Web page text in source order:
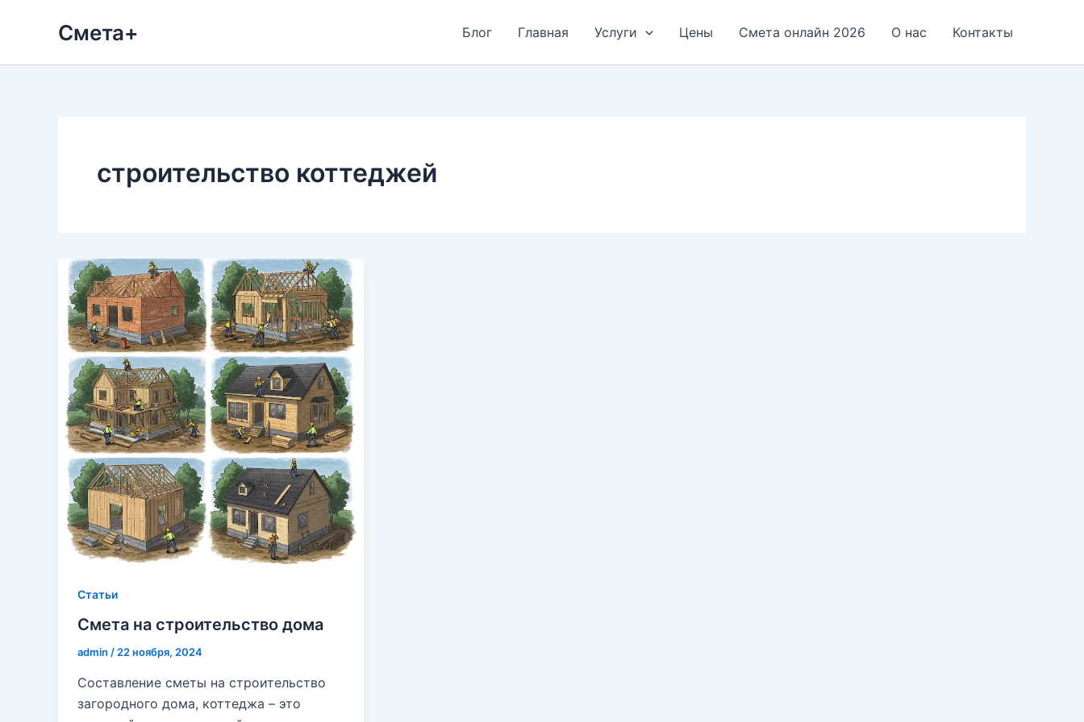
Смета+ Блог Главная Услуги Цены Смета онлайн 2026 О нас Контакты
строительство коттеджей
Cтатьи
Смета на строительство дома
admin /22 ноября, 2024
Составление сметы на строительство
загородного дома, коттеджа – это